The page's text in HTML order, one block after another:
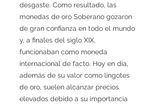
desgaste. Como resultado, las
monedas de oro Soberano gozaron
de gran confianza en todo el mundo
y, a finales del siglo XIX,
funcionaban como moneda
internacional de facto. Hoy en día,
además de su valor como lingotes
de oro, suelen alcanzar precios
elevados debido a su importancia